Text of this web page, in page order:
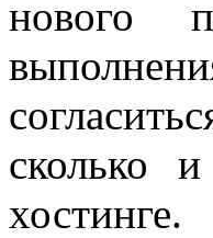
нового
сколько
хостинге.